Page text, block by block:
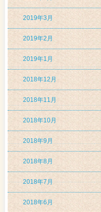
2019年3月
2019年2月
2019年1月
2018年12月
2018年11月
2018年10月
2018年9月
2018年8月
2018年7月
2018年6月